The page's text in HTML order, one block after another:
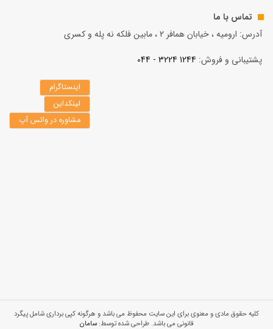
تماس با ما
آدرس: ارومیه ، خیابان همافر 2 ، مابين فلكه نه پله و کسری
پشتیبانی و فروش: 1244 3224 - 044
اینستاگرام
لینکداین
مشاوره در واتس آپ
کلیه حقوق مادی و معنوی برای این سایت محفوظ می باشد و هرگونه کپی برداری شامل پیگرد
قانونی می باشد. طراحی شده توسط:سامان